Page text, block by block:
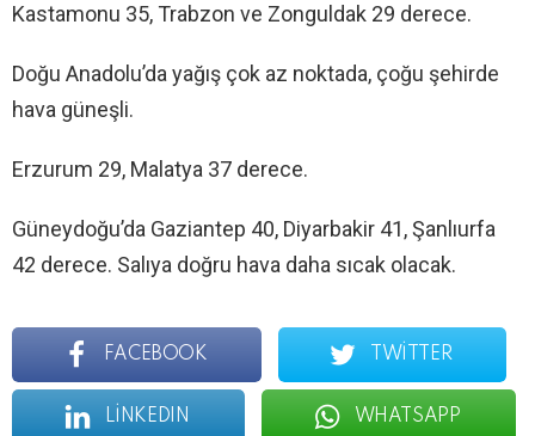
Kastamonu 35, Trabzon ve Zonguldak 29 derece.
Doğu Anadolu’da yağış çok az noktada, çoğu şehirde
hava güneşli.
Erzurum 29, Malatya 37 derece.
Güneydoğu’da Gaziantep 40, Diyarbakir 41, Şanlıurfa
42 derece. Salıya doğru hava daha sıcak olacak.
FACEBOOK TWITTER
LINKEDIN WHATSAPP